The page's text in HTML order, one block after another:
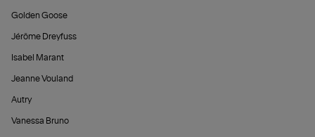
Golden Goose
Jérôme Dreyfuss
Isabel Marant
Jeanne Vouland
Autry
Vanessa Bruno